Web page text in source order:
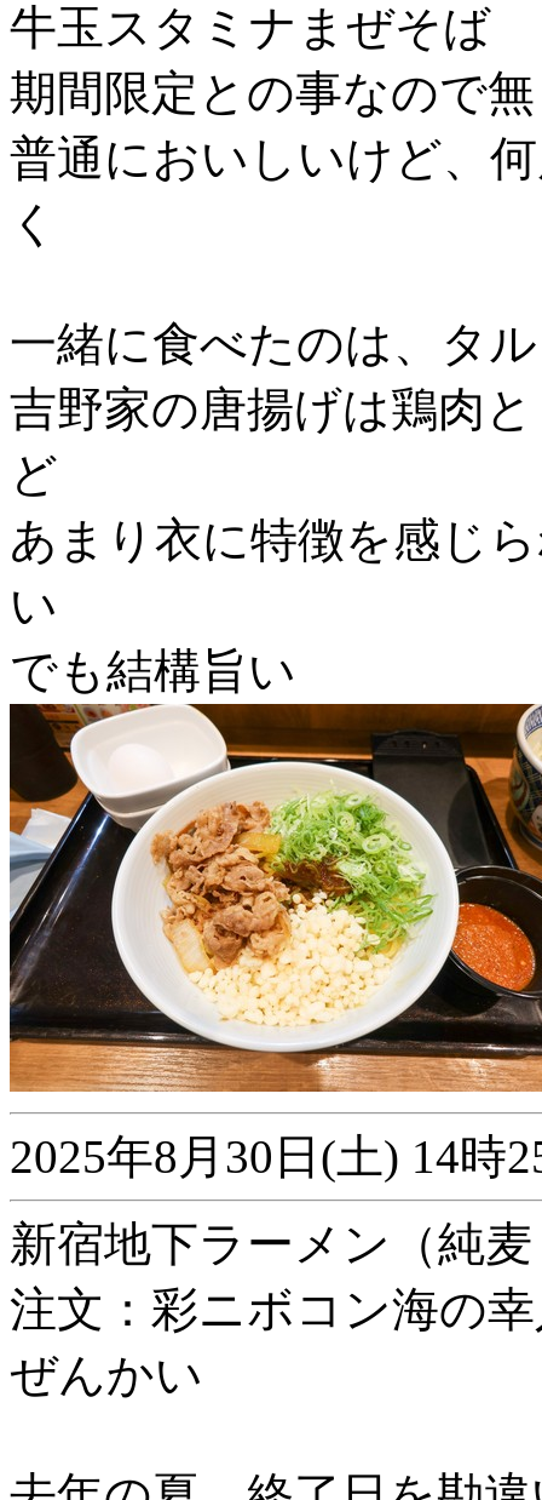
牛玉スタミナまぜそば
期間限定との事なので
普通においしいけど、
く
一緒に食べたのは、タ
吉野家の唐揚げは鶏肉
ど
あまり衣に特徴を感じ
い
でも結構旨い
2025年8月30日(土) 14時
新宿地下ラーメン（純
注文：彩ニボコン海の
ぜんかい